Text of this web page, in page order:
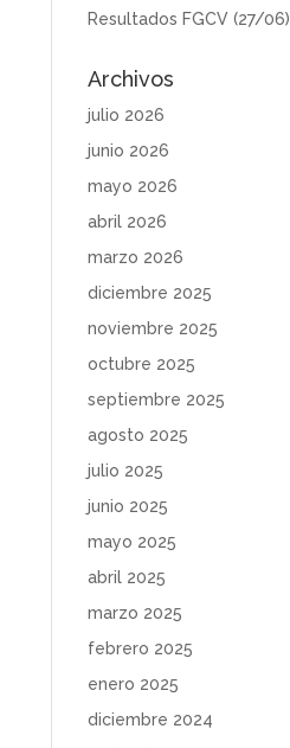
Resultados FGCV (27/06)
Archivos
julio 2026
junio 2026
mayo 2026
abril 2026
marzo 2026
diciembre 2025
noviembre 2025
octubre 2025
septiembre 2025
agosto 2025
julio 2025
junio 2025
mayo 2025
abril 2025
marzo 2025
febrero 2025
enero 2025
diciembre 2024